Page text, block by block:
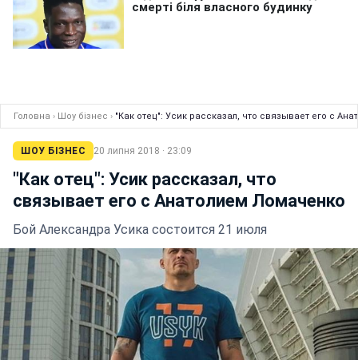
Головна › Шоу бізнес › "Как отец": Усик рассказал, что связывает его с
ШОУ БІЗНЕС 20 липня 2018 · 23:09
"Как отец": Усик рассказал, что
связывает его с Анатолием Ломаченко
Бой Александра Усика состоится 21 июля